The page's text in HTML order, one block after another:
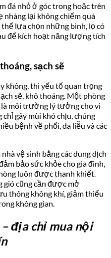
đá nhỏ ở góc trong hoặc trên
nhàng lại không chiếm quá
lựa chọn những bình, lọ có
để kích hoạt năng lượng tích
sạch sẽ
không, thì yếu tố quan trọng
sẽ, khô thoáng. Một phòng
môi trường lý tưởng cho vi
gây mùi khó chịu, chúng
bệnh về phổi, da liễu và các
vệ sinh bằng các dung dịch
bảo sức khỏe cho gia đình,
luôn được thanh khiết.
gió cũng cần được mở
thông không khí, giảm thiểu
không gian.
địa chỉ mua nội